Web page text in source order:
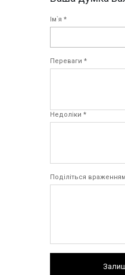
Ім`я *
Переваги *
Недоліки *
Поділіться